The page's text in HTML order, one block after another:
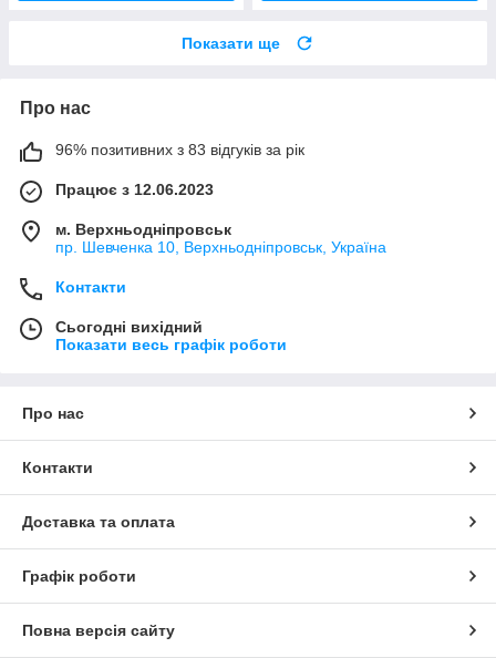
Показати ще
Про нас
96% позитивних з 83 відгуків за рік
Працює з 12.06.2023
м. Верхньодніпровськ
пр. Шевченка 10, Верхньодніпровськ, Україна
Контакти
Сьогодні вихідний
Показати весь графік роботи
Про нас
Контакти
Доставка та оплата
Графік роботи
Повна версія сайту